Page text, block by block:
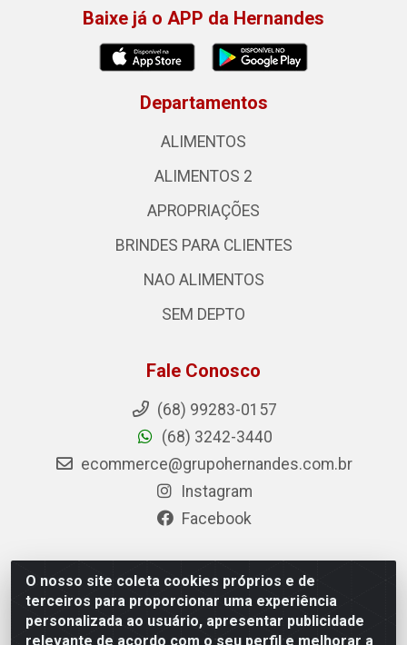
O nosso site coleta cookies próprios e de
terceiros para proporcionar uma experiência
personalizada ao usuário, apresentar publicidade
relevante de acordo com o seu perfil e melhorar a
Baixe já o APP da Hernandes
Departamentos
ALIMENTOS
ALIMENTOS 2
APROPRIAÇÕES
BRINDES PARA CLIENTES
NAO ALIMENTOS
SEM DEPTO
Fale Conosco
(68) 99283-0157
(68) 3242-3440
ecommerce@grupohernandes.com.br
Instagram
Facebook
Hernandes - Atacado e Distribuições - Rodovia
Transacreana, 2155 - Floresta Sul, Rio Branco/AC - CEP
69.912-290 - CNPJ 12.996.556/0001-69